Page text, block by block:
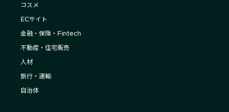
コスメ
ECサイト
金融・保険・Fintech
不動産・住宅販売
人材
旅行・運輸
自治体